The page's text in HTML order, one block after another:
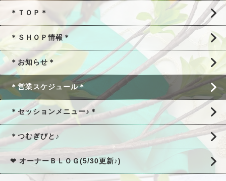
＊ＴＯＰ＊
＊ＳＨＯＰ情報＊
＊お知らせ＊
＊営業スケジュール＊
＊セッションメニュー♪＊
＊つむぎびと♪
❤ オーナーＢＬＯＧ(5/30更新♪)